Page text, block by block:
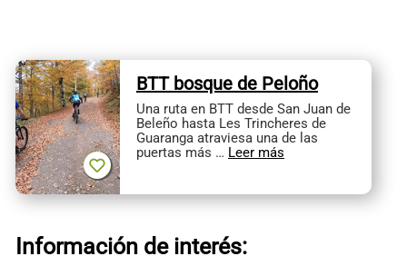
BTT bosque de Peloño
Una ruta en BTT desde San Juan de
Beleño hasta Les Trincheres de
Guaranga atraviesa una de las
puertas más … Leer más
Información de interés: